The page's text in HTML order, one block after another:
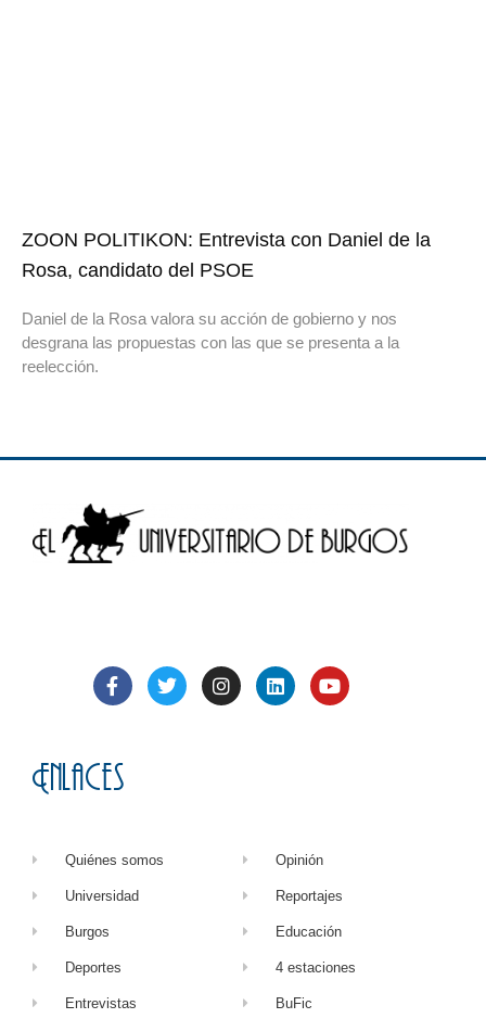
ZOON POLITIKON: Entrevista con Daniel de la
Rosa, candidato del PSOE
Daniel de la Rosa valora su acción de gobierno y nos
desgrana las propuestas con las que se presenta a la
reelección.
Enlaces
Quiénes somos
Universidad
Burgos
Deportes
Entrevistas
Opinión
Reportajes
Educación
4 estaciones
BuFic